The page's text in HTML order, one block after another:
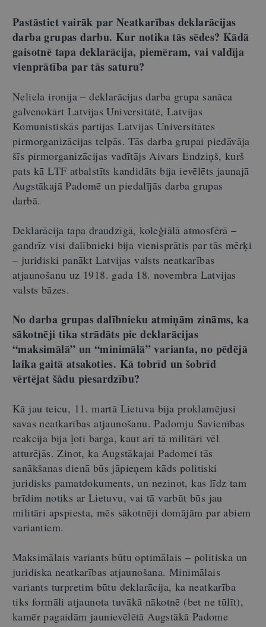
Pastāstiet vairāk par Neatkarības deklarācijas
darba grupas darbu. Kur notika tās sēdes? Kādā
gaisotnē tapa deklarācija, piemēram, vai valdīja
vienprātība par tās saturu?
Neliela ironija – deklarācijas darba grupa sanāca
galvenokārt Latvijas Universitātē, Latvijas
Komunistiskās partijas Latvijas Universitātes
pirmorganizācijas telpās. Tās darba grupai piedāvāja
šīs pirmorganizācijas vadītājs Aivars Endziņš, kurš
pats kā LTF atbalstīts kandidāts bija ievēlēts jaunajā
Augstākajā Padomē un piedalījās darba grupas
darbā.
Deklarācija tapa draudzīgā, koleģiālā atmosfērā –
gandrīz visi dalībnieki bija vienisprātis par tās mērķi
– juridiski panākt Latvijas valsts neatkarības
atjaunošanu uz 1918. gada 18. novembra Latvijas
valsts bāzes.
No darba grupas dalībnieku atmiņām zināms, ka
sākotnēji tika strādāts pie deklarācijas
“maksimālā” un “minimālā” varianta, no pēdējā
laika gaitā atsakoties. Kā tobrīd un šobrīd
vērtējat šādu piesardzību?
Kā jau teicu, 11. martā Lietuva bija proklamējusi
savas neatkarības atjaunošanu. Padomju Savienības
reakcija bija ļoti barga, kaut arī tā militāri vēl
atturējās. Zinot, ka Augstākajai Padomei tās
sanākšanas dienā būs jāpieņem kāds politiski
juridisks pamatdokuments, un nezinot, kas līdz tam
brīdim notiks ar Lietuvu, vai tā varbūt būs jau
militāri apspiesta, mēs sākotnēji domājām par abiem
variantiem.
Maksimālais variants būtu optimālais – politiska un
juridiska neatkarības atjaunošana. Minimālais
variants turpretim būtu deklarācija, ka neatkarība
tiks formāli atjaunota tuvākā nākotnē (bet ne tūlīt),
kamēr pagaidām jaunievēlētā Augstākā Padome